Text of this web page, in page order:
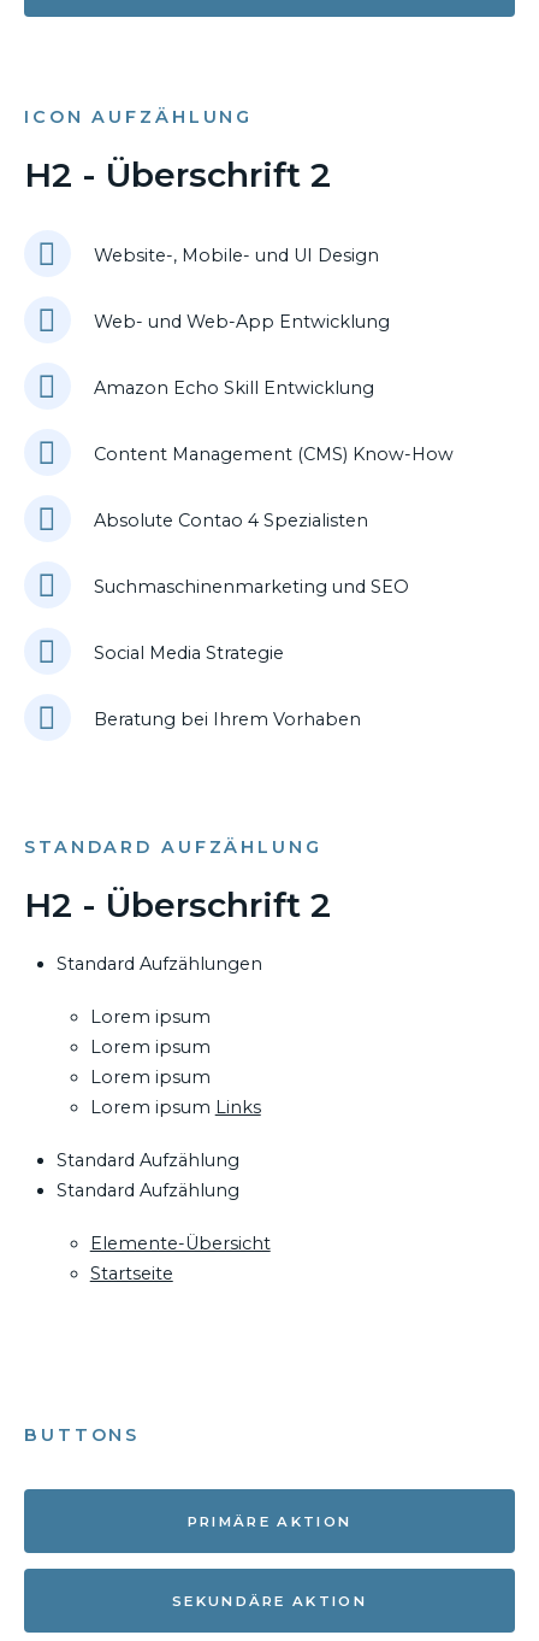
ICON AUFZÄHLUNG
H2 - Überschrift 2
Website-, Mobile- und UI Design
Web- und Web-App Entwicklung
Amazon Echo Skill Entwicklung
Content Management (CMS) Know-How
Absolute Contao 4 Spezialisten
Suchmaschinenmarketing und SEO
Social Media Strategie
Beratung bei Ihrem Vorhaben
STANDARD AUFZÄHLUNG
H2 - Überschrift 2
Standard Aufzählungen
Lorem ipsum
Lorem ipsum
Lorem ipsum
Lorem ipsum Links
Standard Aufzählung
Standard Aufzählung
Elemente-Übersicht
Startseite
BUTTONS
PRIMÄRE AKTION
SEKUNDÄRE AKTION